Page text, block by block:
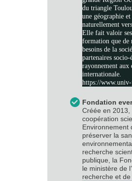
du triangle
une géographie
naturellement
Elle fait valoir
formation que de
besoins de la
partenaires
rayonnement aux
internationale.
https://
Fondation
Créée en
coopération
Environnement
préserver la
recherche
publique, la
le ministère de
recherche et